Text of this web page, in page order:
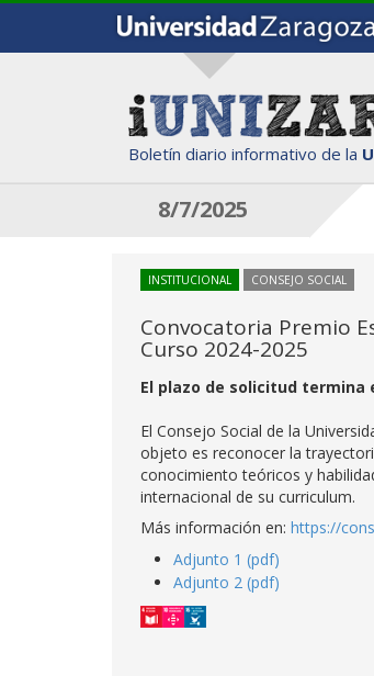
Boletín diario informativo de la
8/7/2025
INSTITUCIONAL CONSEJO SOCIAL
Convocatoria Premio
Curso 2024-2025
El plazo de solicitud termina
El Consejo Social de la
objeto es reconocer la
conocimiento teóricos y
internacional de su curriculum.
Más información en: https://
Adjunto 1 (pdf)
Adjunto 2 (pdf)